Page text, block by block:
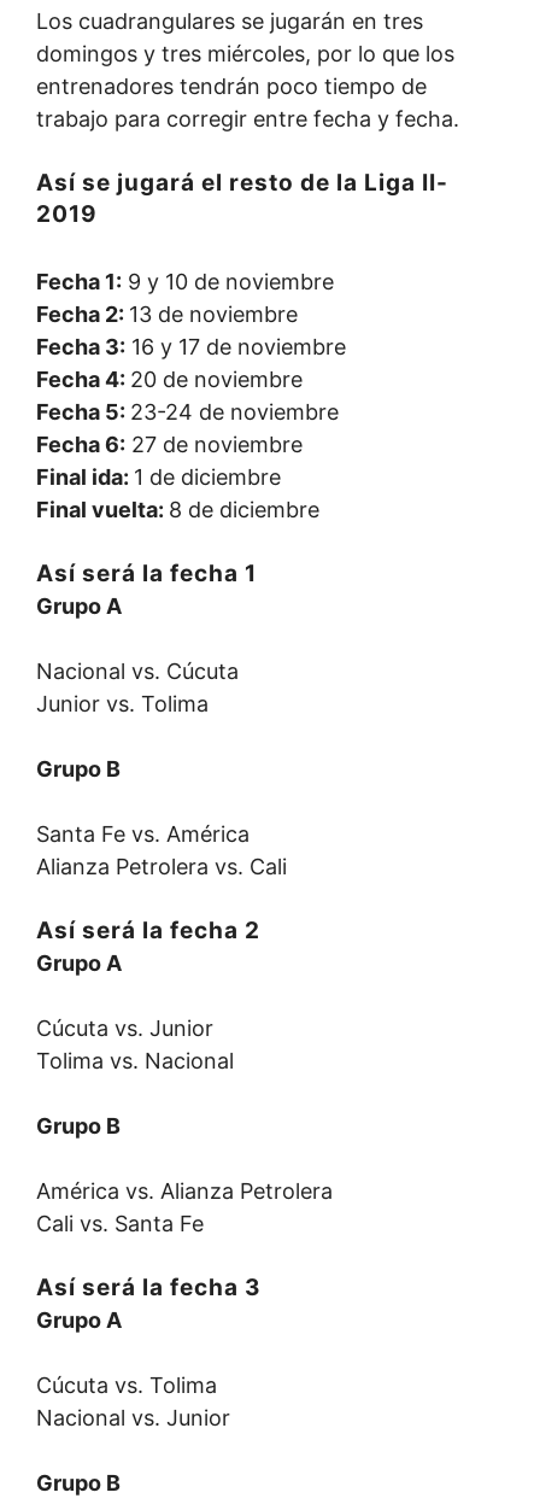
Los cuadrangulares se jugarán en tres
domingos y tres miércoles, por lo que los
entrenadores tendrán poco tiempo de
trabajo para corregir entre fecha y fecha.
Así se jugará el resto de la Liga II-
2019
Fecha 1: 9 y 10 de noviembre
Fecha 2: 13 de noviembre
Fecha 3: 16 y 17 de noviembre
Fecha 4: 20 de noviembre
Fecha 5: 23-24 de noviembre
Fecha 6: 27 de noviembre
Final ida: 1 de diciembre
Final vuelta: 8 de diciembre
Así será la fecha 1
Grupo A
Nacional vs. Cúcuta
Junior vs. Tolima
Grupo B
Santa Fe vs. América
Alianza Petrolera vs. Cali
Así será la fecha 2
Grupo A
Cúcuta vs. Junior
Tolima vs. Nacional
Grupo B
América vs. Alianza Petrolera
Cali vs. Santa Fe
Así será la fecha 3
Grupo A
Cúcuta vs. Tolima
Nacional vs. Junior
Grupo B